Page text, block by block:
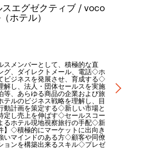
スエグゼクティブ / voco
ホテル）
スメンバーとして、積極的な直
グ、ダイレクトメール、電話◇ホ
ビジネスを発展させ、育成する◇
解し、法人・団体セールスを実施
、あらゆる商品の企業および旅
ルのビジネス戦略を理解し、目
動計画を策定する◇新しい市場と
定し売上を伸ばす◇セールスコー
るホテル現地視察旅行の手配◇新
】◇積極的にマーケットに出向き
いマインドのある方◇顧客や同僚
ョンを構築出来るスキル◇プレゼ